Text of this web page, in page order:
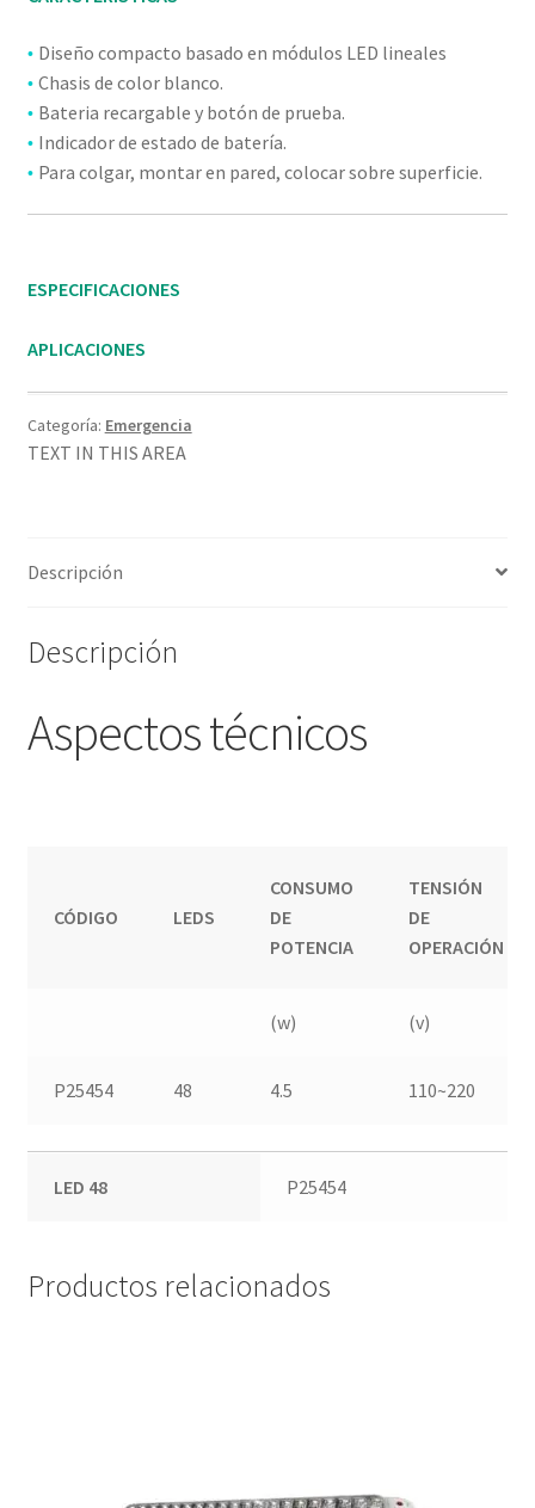
• Diseño compacto basado en módulos LED lineales
• Chasis de color blanco.
• Bateria recargable y botón de prueba.
• Indicador de estado de batería.
• Para colgar, montar en pared, colocar sobre superficie.
ESPECIFICACIONES
APLICACIONES
Categoría: Emergencia
TEXT IN THIS AREA
Descripción
Descripción
Aspectos técnicos
CÓDIGO LEDS
CONSUMO
DE
POTENCIA
TENSIÓN
DE
OPERACIÓN
(w) (v)
P25454 48 4.5 110~220
LED 48 P25454
Productos relacionados